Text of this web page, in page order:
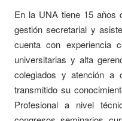
En la UNA tiene 15 años
gestión secretarial y
cuenta con experiencia
universitarias y alta
colegiados y atención a
transmitido su
Profesional a nivel